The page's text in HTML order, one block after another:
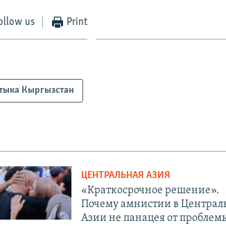
us Print
Кыргызстан
ЦЕНТРАЛЬНАЯ АЗИЯ
«Краткосрочное решение».
Почему амнистии в
Азии не панацея от